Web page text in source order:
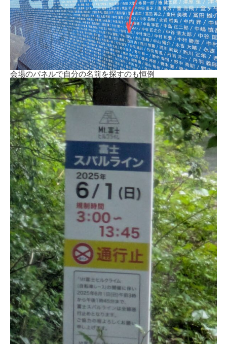
会場のパネルで自分の名前を探すのも恒例